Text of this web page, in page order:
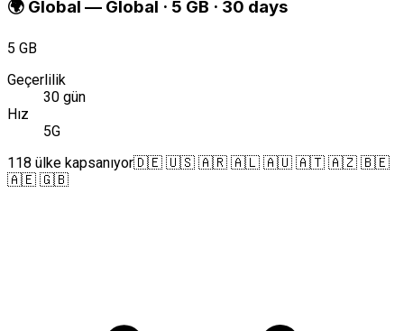
🌍 Global — Global · 5 GB · 30 days
5 GB
Geçerlilik
30 gün
Hız
5G
118 ülke kapsanıyor🇩🇪 🇺🇸 🇦🇷 🇦🇱 🇦🇺 🇦🇹 🇦🇿 🇧🇪
🇦🇪 🇬🇧